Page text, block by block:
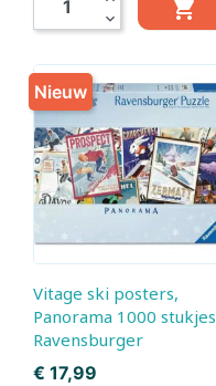
expand_more

Vitage ski posters,
Panorama 1000 stukjes
Ravensburger
Prijs
€ 17,99
Nieuw